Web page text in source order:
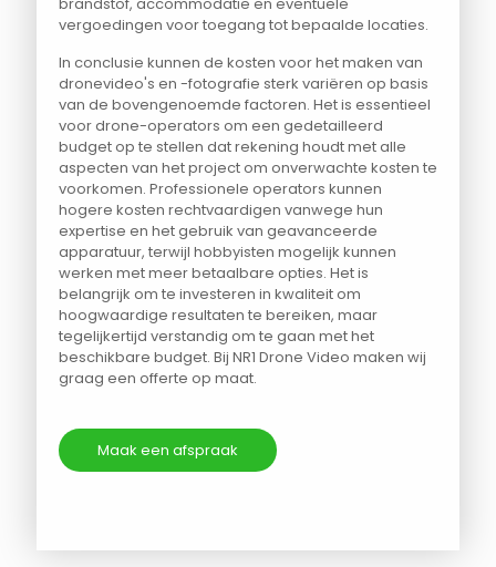
vergoedingen voor toegang tot bepaalde locaties.
In conclusie kunnen de kosten voor het maken van
dronevideo's en -fotografie sterk variëren op basis
van de bovengenoemde factoren. Het is essentieel
voor drone-operators om een gedetailleerd
budget op te stellen dat rekening houdt met alle
aspecten van het project om onverwachte kosten te
voorkomen. Professionele operators kunnen
hogere kosten rechtvaardigen vanwege hun
expertise en het gebruik van geavanceerde
apparatuur, terwijl hobbyisten mogelijk kunnen
werken met meer betaalbare opties. Het is
belangrijk om te investeren in kwaliteit om
hoogwaardige resultaten te bereiken, maar
tegelijkertijd verstandig om te gaan met het
beschikbare budget. Bij NR1 Drone Video maken wij
graag een offerte op maat.
Maak een afspraak